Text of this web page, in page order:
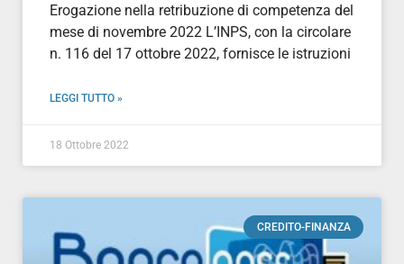
Erogazione nella retribuzione di competenza del
mese di novembre 2022 L’INPS, con la circolare
n. 116 del 17 ottobre 2022, fornisce le istruzioni
LEGGI TUTTO »
18 Ottobre 2022
CREDITO-FINANZA